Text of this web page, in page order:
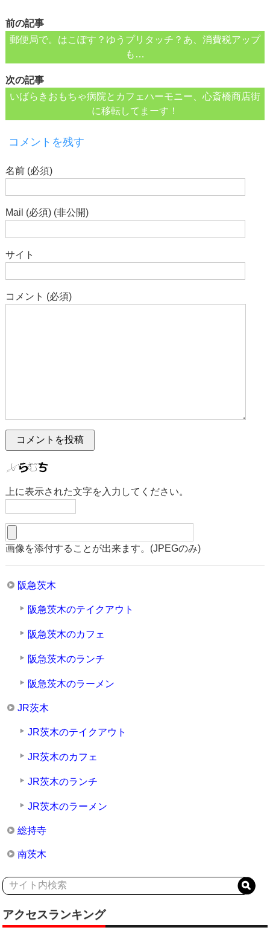
前の記事
郵便局で。はこぽす？ゆうプリタッチ？あ、消費税アップ
も…
次の記事
いばらきおもちゃ病院とカフェハーモニー、心斎橋商店街
に移転してまーす！
コメントを残す
名前 (必須)
Mail (必須) (非公開)
サイト
コメント (必須)
上に表示された文字を入力してください。
画像を添付することが出来ます。(JPEGのみ)
阪急茨木
阪急茨木のテイクアウト
阪急茨木のカフェ
阪急茨木のランチ
阪急茨木のラーメン
JR茨木
JR茨木のテイクアウト
JR茨木のカフェ
JR茨木のランチ
JR茨木のラーメン
総持寺
南茨木
アクセスランキング